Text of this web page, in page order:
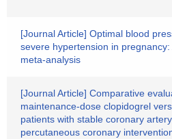
[Journal Article] Optimal blood
severe hypertension in
meta-analysis
[Journal Article] Comparative
maintenance-dose clopidogrel
patients with stable coronary
percutaneous coronary